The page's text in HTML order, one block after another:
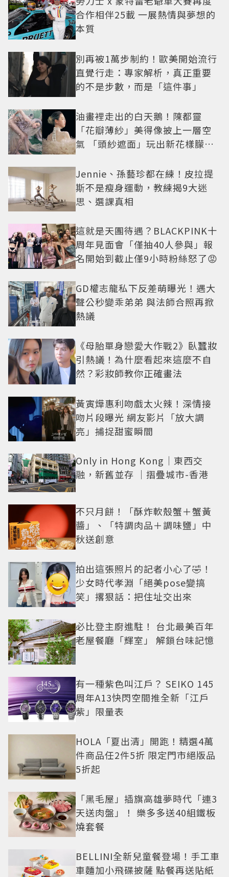
合作相伴25載 一展熱情與夢想的
本質
別再被1萬步制約！歐美開始流行
直覺行走：專家解析，真正重要
的不是步數，而是「這件事」
油畫裡走出的白天鵝！陳都靈
「花瓣薄紗」美得像披上一層空
氣 「頭紗遮面」玩出新花樣朦朧
Jennie、孫藝珍都在練！皮拉提
斯不是瘦身運動，教練揭9大迷
思、選課真相
這就是天團待遇？BLACKPINK十
周年見面會「僅抽40人參與」報
名開始到截止僅9小時粉絲怒了😡
GD權志龍私下反差萌曝光！遇大
聲公秒變乖弟弟 與法師合照再掀
熱議
《母胎單身戀愛大作戰2》臥蠶妝
引熱議！為什麼看起來這麼不自
然？彩妝師教你正確畫法
黃寅燁惠利吻戲太火辣！深情接
吻片段曝光 網友影片「放大調
亮」捕捉甜蜜瞬間
Only in Hong Kong｜東西交
融，新舊並存 ｜摺疊城市-香港
不只月餅！「酥炸軟殼蟹＋蟹黃
醬」、「特調肉品＋調味鹽」中
秋送創意
拍出這張照片的記者小心了🤣！
少女時代孝淵「絕美pose變搞
笑」撂狠話：把住址交出來
必比登主廚進駐！ 台北最美百年
老屋餐廳「輝室」 解鎖台味記憶
有一種紫色叫江戶？ SEIKO 145
周年A13快閃空間推全新「江戶
紫」限量表
HOLA「夏出清」開跑！精選4萬
件商品任2件5折 限定門市絕版品
5折起
「黑毛屋」插旗高雄夢時代「連3
天送肉盤」！ 樂多多送40組鐵板
燒套餐
BELLINI全新兒童餐登場！手工車
車麵加小飛碟披薩 點餐再送貼紙